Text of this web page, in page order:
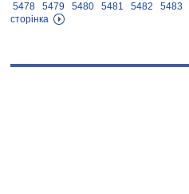
5478
5479 5480 5481 5482 5483
сторінка